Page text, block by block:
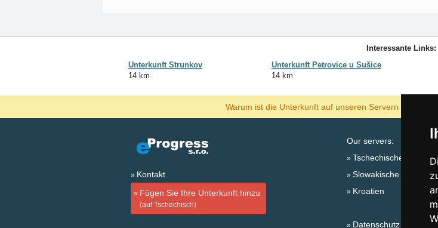
Interessante Links:
Unterkunft Strunkov
14 km
Unterkunft Petrovice u Sušice
14 km
Warum ist die Unterkunft auf unseren Servern am
Kontakt
Fügen Sie Ihre Unterkunft hinzu
(auf Tschechisch)
Our servers:
Tschechische Gebirge
Slowakische Gebirge
Kroatien
Datenschutz